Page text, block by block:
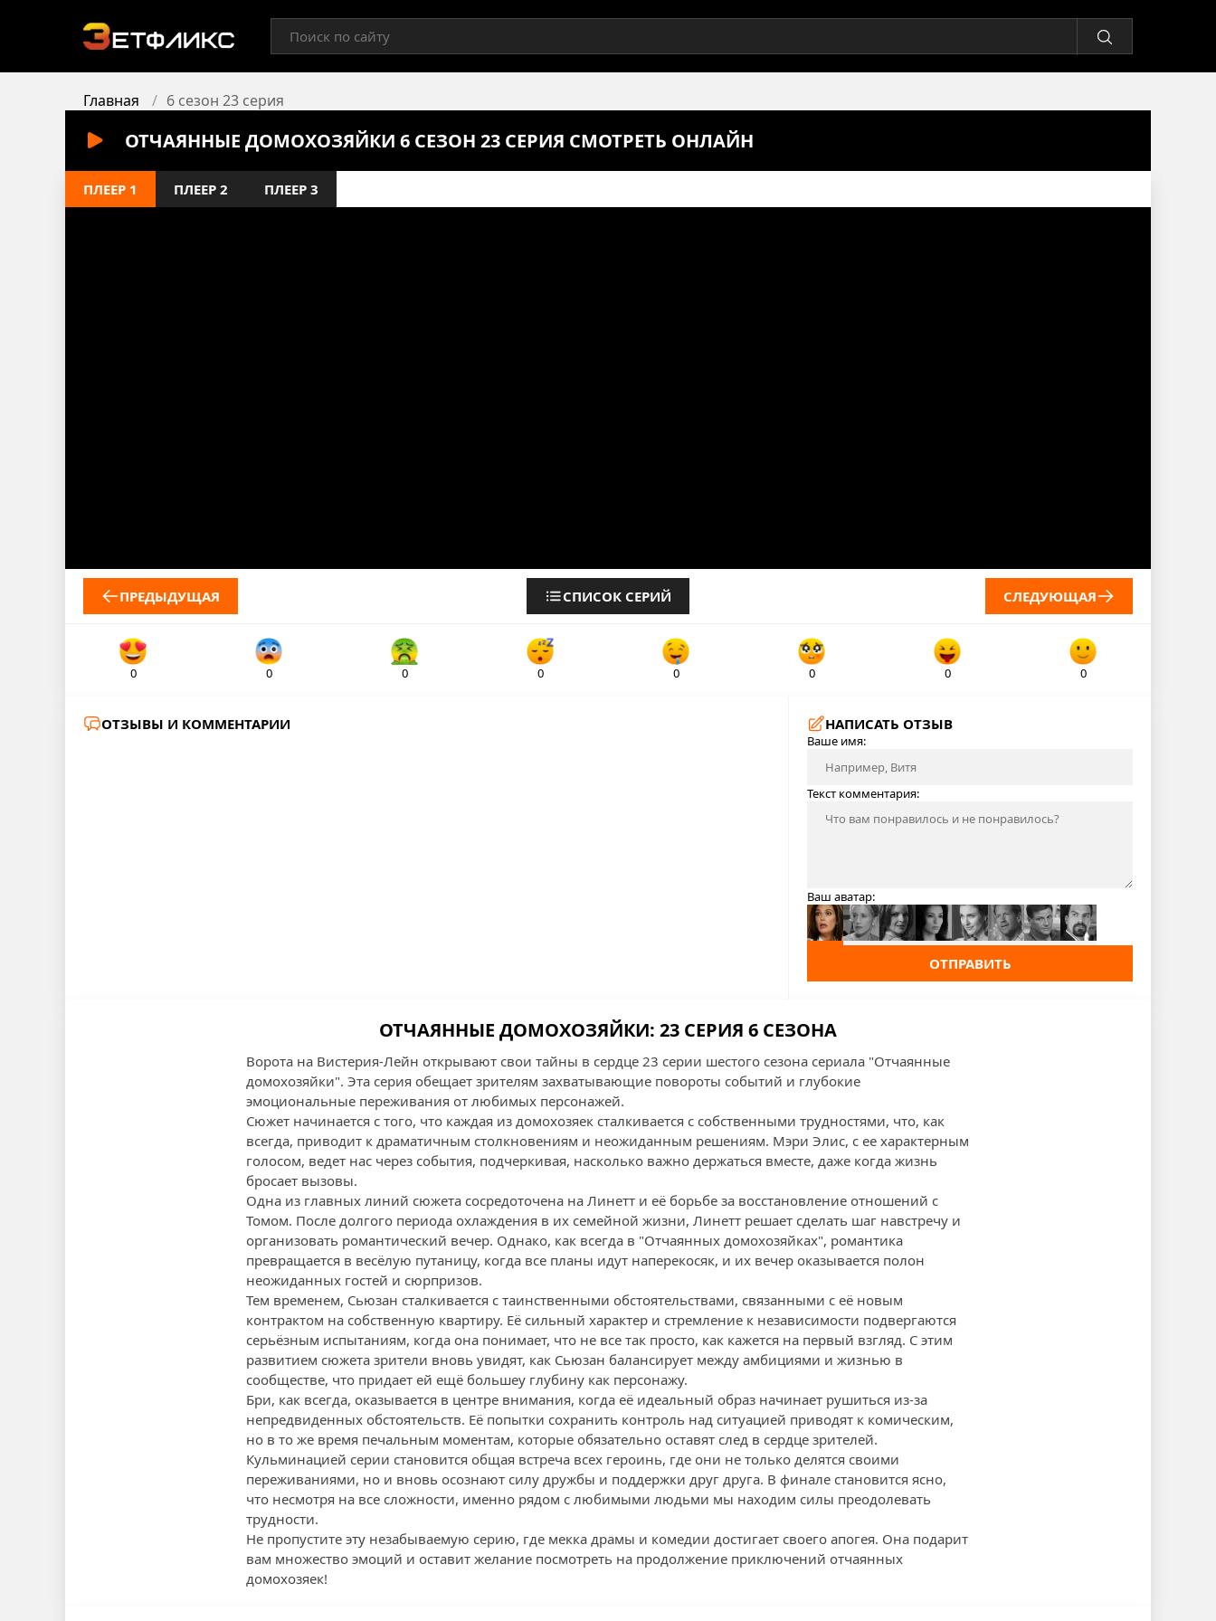
Главная 6 сезон 23 серия
ОТЧАЯННЫЕ ДОМОХОЗЯЙКИ 6 СЕЗОН 23 СЕРИЯ СМОТРЕТЬ ОНЛАЙН
ПЛЕЕР 1 ПЛЕЕР 2 ПЛЕЕР 3
ПРЕДЫДУЩАЯ СПИСОК СЕРИЙ СЛЕДУЮЩАЯ
0 0 0 0 0 0 0 0
ОТЗЫВЫ И КОММЕНТАРИИ НАПИСАТЬ ОТЗЫВ
Ваше имя:
Текст комментария:
Ваш аватар:
ОТПРАВИТЬ
ОТЧАЯННЫЕ ДОМОХОЗЯЙКИ: 23 СЕРИЯ 6 СЕЗОНА
Ворота на Вистерия-Лейн открывают свои тайны в сердце 23 серии шестого сезона сериала "Отчаянные
домохозяйки". Эта серия обещает зрителям захватывающие повороты событий и глубокие
эмоциональные переживания от любимых персонажей.
Сюжет начинается с того, что каждая из домохозяек сталкивается с собственными трудностями, что, как
всегда, приводит к драматичным столкновениям и неожиданным решениям. Мэри Элис, с ее характерным
голосом, ведет нас через события, подчеркивая, насколько важно держаться вместе, даже когда жизнь
бросает вызовы.
Одна из главных линий сюжета сосредоточена на Линетт и её борьбе за восстановление отношений с
Томом. После долгого периода охлаждения в их семейной жизни, Линетт решает сделать шаг навстречу и
организовать романтический вечер. Однако, как всегда в "Отчаянных домохозяйках", романтика
превращается в весёлую путаницу, когда все планы идут наперекосяк, и их вечер оказывается полон
неожиданных гостей и сюрпризов.
Тем временем, Сьюзан сталкивается с таинственными обстоятельствами, связанными с её новым
контрактом на собственную квартиру. Её сильный характер и стремление к независимости подвергаются
серьёзным испытаниям, когда она понимает, что не все так просто, как кажется на первый взгляд. С этим
развитием сюжета зрители вновь увидят, как Сьюзан балансирует между амбициями и жизнью в
сообществе, что придает ей ещё большеу глубину как персонажу.
Бри, как всегда, оказывается в центре внимания, когда её идеальный образ начинает рушиться из-за
непредвиденных обстоятельств. Её попытки сохранить контроль над ситуацией приводят к комическим,
но в то же время печальным моментам, которые обязательно оставят след в сердце зрителей.
Кульминацией серии становится общая встреча всех героинь, где они не только делятся своими
переживаниями, но и вновь осознают силу дружбы и поддержки друг друга. В финале становится ясно,
что несмотря на все сложности, именно рядом с любимыми людьми мы находим силы преодолевать
трудности.
Не пропустите эту незабываемую серию, где мекка драмы и комедии достигает своего апогея. Она подарит
вам множество эмоций и оставит желание посмотреть на продолжение приключений отчаянных
домохозяек!